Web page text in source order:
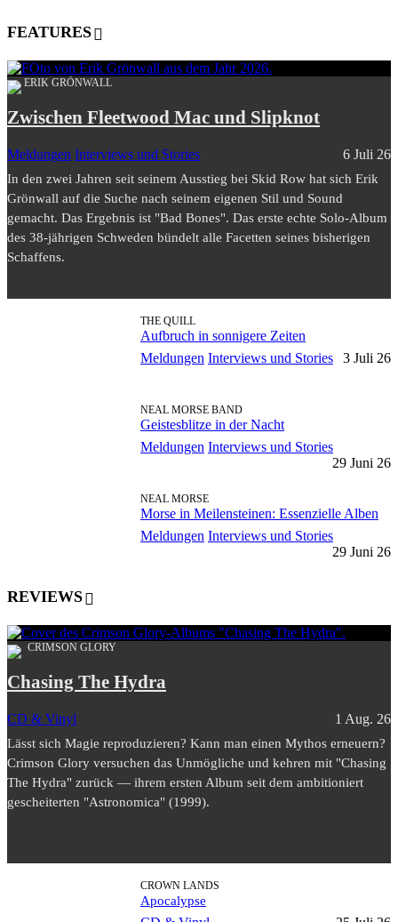
FEATURES
ERIK GRÖNWALL
Zwischen Fleetwood Mac und Slipknot
Meldungen Interviews und Stories 6 Juli 26
In den zwei Jahren seit seinem Ausstieg bei Skid Row hat sich Erik
Grönwall auf die Suche nach seinem eigenen Stil und Sound
gemacht. Das Ergebnis ist "Bad Bones". Das erste echte Solo-Album
des 38-jährigen Schweden bündelt alle Facetten seines bisherigen
Schaffens.
THE QUILL
Aufbruch in sonnigere Zeiten
Meldungen Interviews und Stories 3 Juli 26
NEAL MORSE BAND
Geistesblitze in der Nacht
Meldungen Interviews und Stories
29 Juni 26
NEAL MORSE
Morse in Meilensteinen: Essenzielle Alben
Meldungen Interviews und Stories
29 Juni 26
REVIEWS
CRIMSON GLORY
Chasing The Hydra
CD & Vinyl 1 Aug. 26
Lässt sich Magie reproduzieren? Kann man einen Mythos erneuern?
Crimson Glory versuchen das Unmögliche und kehren mit "Chasing
The Hydra" zurück — ihrem ersten Album seit dem ambitioniert
gescheiterten "Astronomica" (1999).
CROWN LANDS
Apocalypse